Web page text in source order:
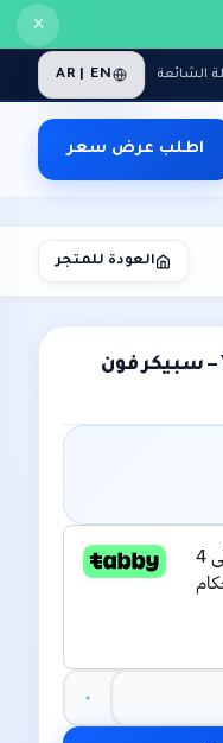
×
الشائعة AR | EN
اطلب عرض سعر
العودة للمتجر
Yealink WH66 Mono Teams – سبيكر فون